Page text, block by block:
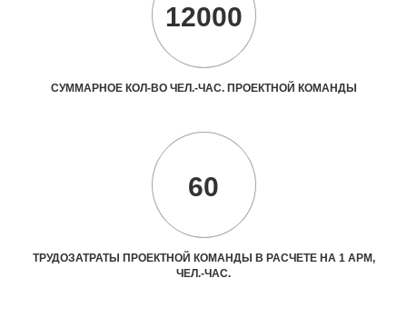
12000
СУММАРНОЕ КОЛ-ВО ЧЕЛ.-ЧАС. ПРОЕКТНОЙ КОМАНДЫ
60
ТРУДОЗАТРАТЫ ПРОЕКТНОЙ КОМАНДЫ В РАСЧЕТЕ НА 1 АРМ,
ЧЕЛ.-ЧАС.